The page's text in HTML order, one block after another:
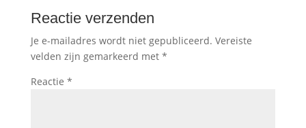
Reactie verzenden
Je e-mailadres wordt niet gepubliceerd. Vereiste
velden zijn gemarkeerd met *
Reactie *